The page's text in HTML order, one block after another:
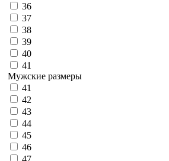
36
37
38
39
40
41
Мужские размеры
41
42
43
44
45
46
47